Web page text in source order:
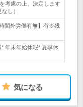
考慮の上、決定します
し）
間外労働有無】有※残
年末年始休暇* 夏季休
気になる